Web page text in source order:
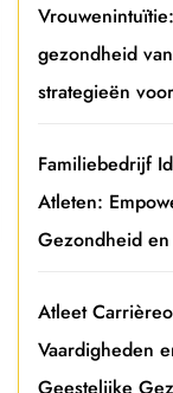
gezondheid
strategieën
Familiebedrijf
Atleten:
Gezondheid
Atleet
Vaardigheden
Geestelijke